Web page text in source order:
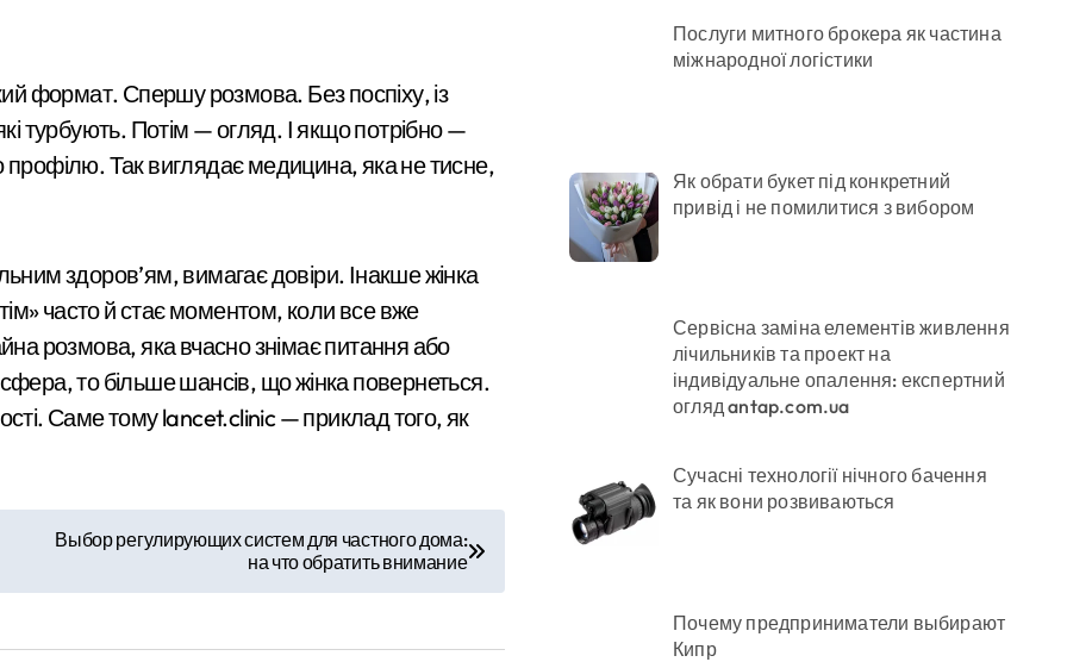
виконано лише на 6%: причини побоювань посадовців КМДА у витратах
та його спільник напали на прикордонника під час спроби прориву до Молдови
що відбувається у столиці та чи існує загроза
продавця перед оплатою
вартістю 10 млн грн, що була захоплена для самочинної забудови під оренду
майже 500 новонароджених: найактивніші медзаклади
схеми підробки інвалідності за $28 тис. і статусу «обмежено придатного» за $15 тис.
у $2000 за ненастоящий діагноз
формат. Спершу розмова. Без поспіху, із
турбують. Потім — огляд. І якщо потрібно —
профілю. Так виглядає медицина, яка не тисне,
здоров’ям, вимагає довіри. Інакше жінка
часто й стає моментом, коли все вже
розмова, яка вчасно знімає питання або
то більше шансів, що жінка повернеться.
Саме тому lancet.clinic — приклад того, як
Выбор регулирующих систем для частного дома:
на что обратить внимание
Послуги митного брокера як частина
міжнародної логістики
Як обрати букет під конкретний
привід і не помилитися з вибором
Сервісна заміна елементів живлення
лічильників та проект на
індивідуальне опалення: експертний
огляд antap.com.ua
Сучасні технології нічного бачення
та як вони розвиваються
Почему предприниматели выбирают
Кипр